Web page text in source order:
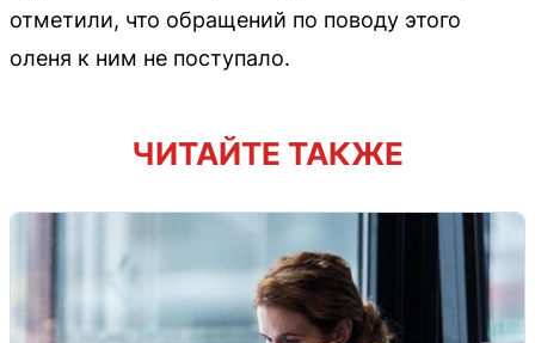
отметили, что обращений по поводу этого
оленя к ним не поступало.
ЧИТАЙТЕ ТАКЖЕ